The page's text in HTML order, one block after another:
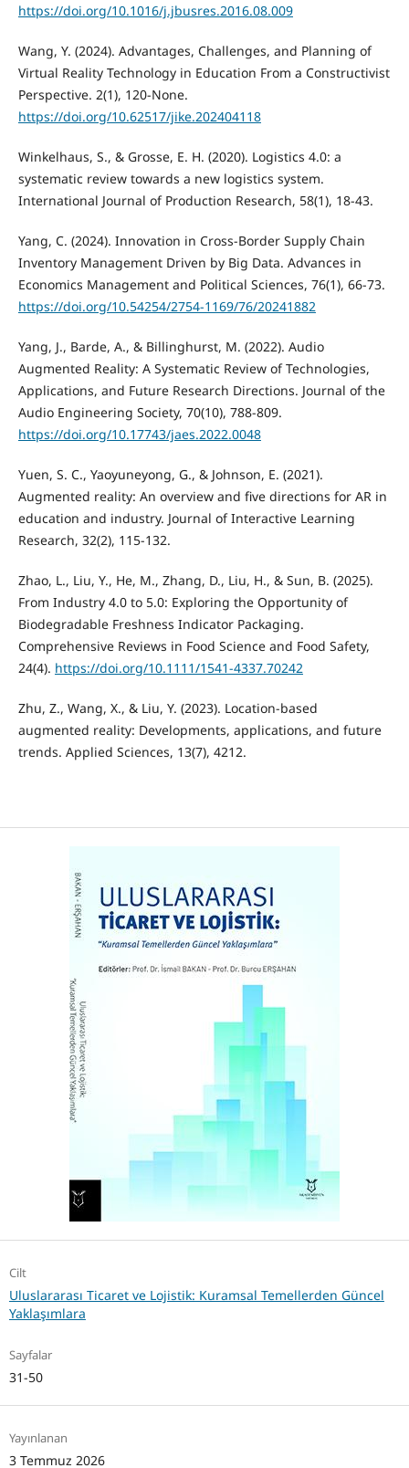
https://doi.org/10.1016/j.jbusres.2016.08.009
Wang, Y. (2024). Advantages, Challenges, and Planning of
Virtual Reality Technology in Education From a Constructivist
Perspective. 2(1), 120-None.
https://doi.org/10.62517/jike.202404118
Winkelhaus, S., & Grosse, E. H. (2020). Logistics 4.0: a
systematic review towards a new logistics system.
International Journal of Production Research, 58(1), 18-43.
Yang, C. (2024). Innovation in Cross-Border Supply Chain
Inventory Management Driven by Big Data. Advances in
Economics Management and Political Sciences, 76(1), 66-73.
https://doi.org/10.54254/2754-1169/76/20241882
Yang, J., Barde, A., & Billinghurst, M. (2022). Audio
Augmented Reality: A Systematic Review of Technologies,
Applications, and Future Research Directions. Journal of the
Audio Engineering Society, 70(10), 788-809.
https://doi.org/10.17743/jaes.2022.0048
Yuen, S. C., Yaoyuneyong, G., & Johnson, E. (2021).
Augmented reality: An overview and five directions for AR in
education and industry. Journal of Interactive Learning
Research, 32(2), 115-132.
Zhao, L., Liu, Y., He, M., Zhang, D., Liu, H., & Sun, B. (2025).
From Industry 4.0 to 5.0: Exploring the Opportunity of
Biodegradable Freshness Indicator Packaging.
Comprehensive Reviews in Food Science and Food Safety,
24(4). https://doi.org/10.1111/1541-4337.70242
Zhu, Z., Wang, X., & Liu, Y. (2023). Location-based
augmented reality: Developments, applications, and future
trends. Applied Sciences, 13(7), 4212.
Cilt
Uluslararası Ticaret ve Lojistik: Kuramsal Temellerden Güncel
Yaklaşımlara
Sayfalar
31-50
Yayınlanan
3 Temmuz 2026